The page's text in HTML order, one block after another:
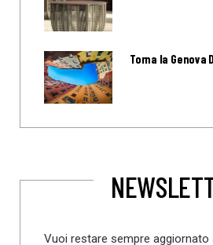
Torna la Genova
Vuoi restare sempre aggiornato